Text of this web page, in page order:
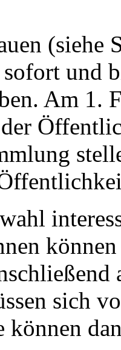
(siehe
und
Am 1.
sich
können